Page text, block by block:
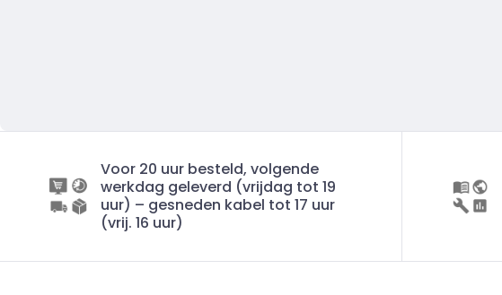
Voor 20 uur besteld, volgende
werkdag geleverd (vrijdag tot 19
uur) – gesneden kabel tot 17 uur
(vrij. 16 uur)